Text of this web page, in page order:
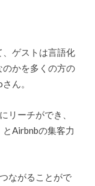
、ゲストは言語化
かを多くの方の
ん。
リーチができ、
Airbnbの集客力
ながることがで